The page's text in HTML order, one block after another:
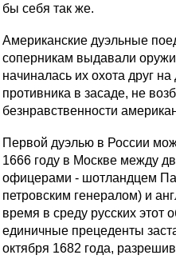
бы себя так же.
Американские дуэльные
соперникам выдавали
начиналась их охота друг
противника в засаде, не
безнравственности
Первой дуэлью в России
1666 году в Москве между
офицерами - шотландцем
петровским генералом) и
время в среду русских
единичные прецеденты
октября 1682 года,